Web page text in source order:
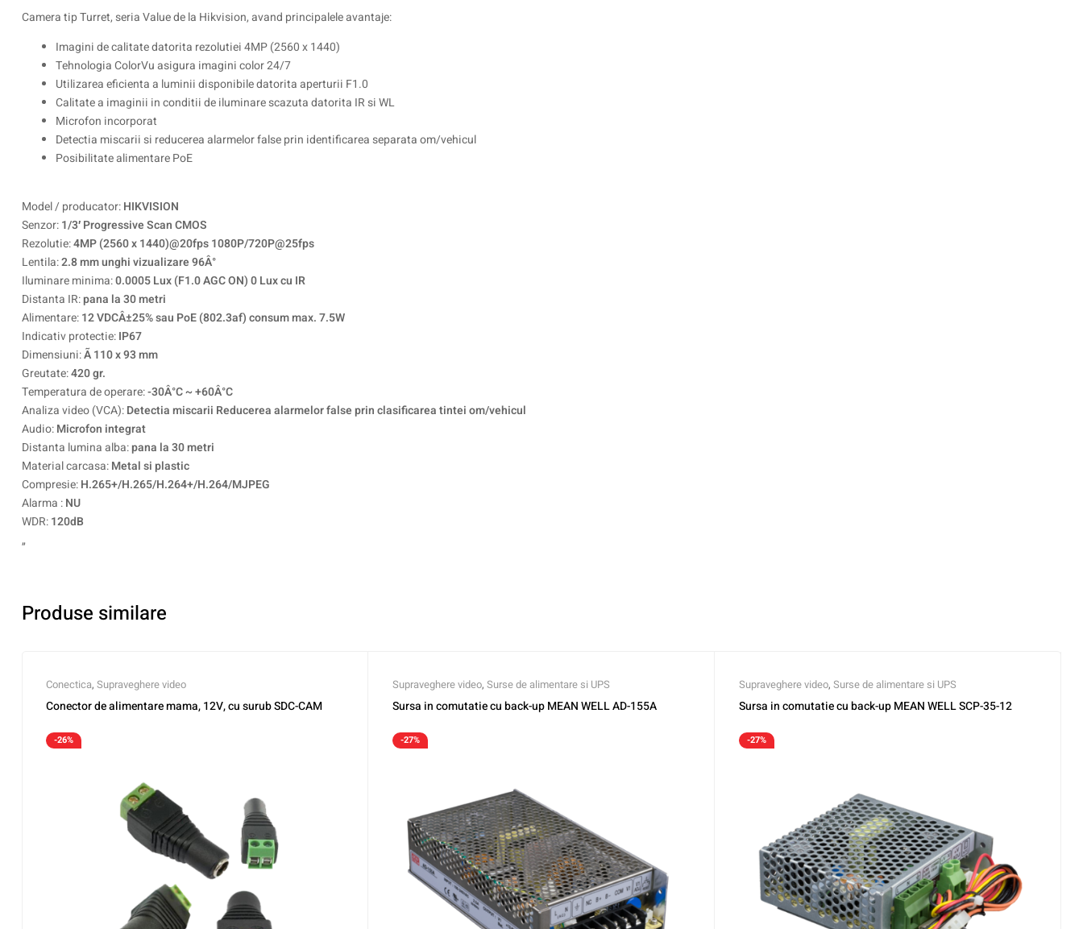
Camera tip Turret, seria Value de la Hikvision, avand principalele avantaje:
Imagini de calitate datorita rezolutiei 4MP (2560 x 1440)
Tehnologia ColorVu asigura imagini color 24/7
Utilizarea eficienta a luminii disponibile datorita aperturii F1.0
Calitate a imaginii in conditii de iluminare scazuta datorita IR si WL
Microfon incorporat
Detectia miscarii si reducerea alarmelor false prin identificarea separata om/vehicul
Posibilitate alimentare PoE
Model / producator:HIKVISION
Senzor:1/3′ Progressive Scan CMOS
Rezolutie:4MP (2560 x 1440)@20fps 1080P/720P@25fps
Lentila:2.8 mm unghi vizualizare 96Â°
Iluminare minima:0.0005 Lux (F1.0 AGC ON) 0 Lux cu IR
Distanta IR:pana la 30 metri
Alimentare:12 VDCÂ±25% sau PoE (802.3af) consum max. 7.5W
Indicativ protectie:IP67
Dimensiuni:Ã 110 x 93 mm
Greutate:420 gr.
Temperatura de operare:-30Â°C ~ +60Â°C
Analiza video (VCA):Detectia miscarii Reducerea alarmelor false prin clasificarea tintei om/vehicul
Audio:Microfon integrat
Distanta lumina alba:pana la 30 metri
Material carcasa:Metal si plastic
Compresie:H.265+/H.265/H.264+/H.264/MJPEG
Alarma :NU
WDR:120dB
„
Produse similare
Conectica, Supraveghere video
Conector de alimentare mama, 12V, cu surub SDC-CAM
-26%
Supraveghere video, Surse de alimentare si UPS
Sursa in comutatie cu back-up MEAN WELL AD-155A
-27%
Supraveghere video, Surse de alimentare si UPS
Sursa in comutatie cu back-up MEAN WELL SCP-35-12
-27%